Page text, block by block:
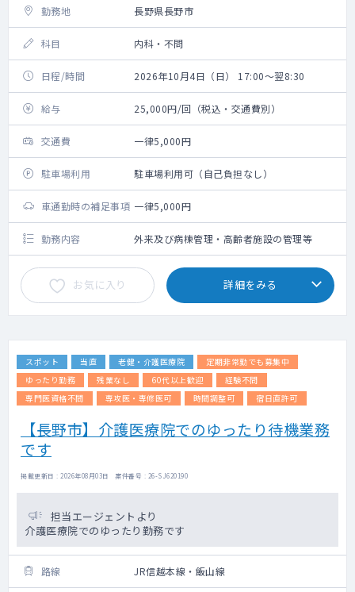
勤務地 長野県長野市
科目 内科・不問
日程/時間 2026年10月4日（日） 17:00～翌8:30
給与 25,000円/回（税込・交通費別）
交通費 一律5,000円
駐車場利用 駐車場利用可（自己負担なし）
車通勤時の補足事項 一律5,000円
勤務内容 外来及び病棟管理・高齢者施設の管理等
お気に入り 詳細をみる
スポット 当直 老健・介護医療院
定期非常勤でも募集中
ゆったり勤務
残業なし 60代以上歓迎
経験不問
専門医資格不問
専攻医・専修医可 時間調整可 宿日直許可
【長野市】介護医療院でのゆったり待機業務
です
掲載更新日 : 2026年08月03日 案件番号 : 26-SJ620190
担当エージェントより
介護医療院でのゆったり勤務です
路線 JR信越本線・飯山線